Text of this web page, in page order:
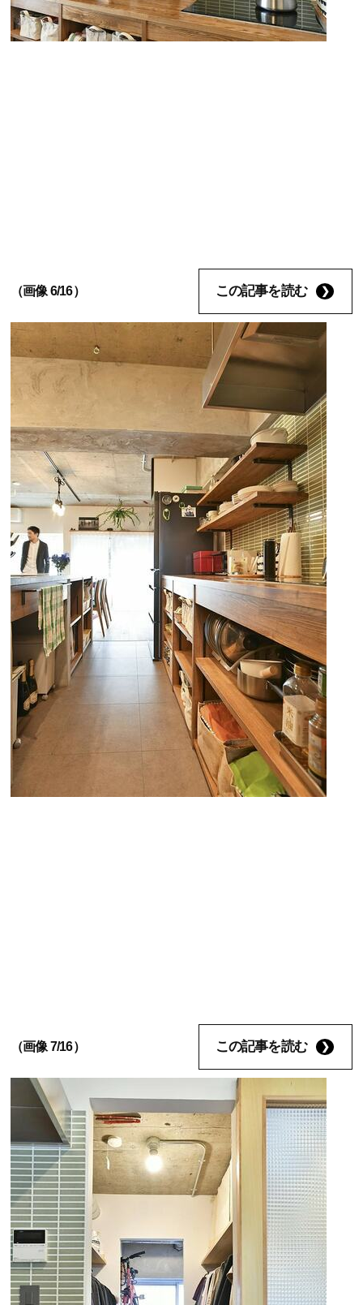
（画像 6/16） この記事を読む
（画像 7/16） この記事を読む